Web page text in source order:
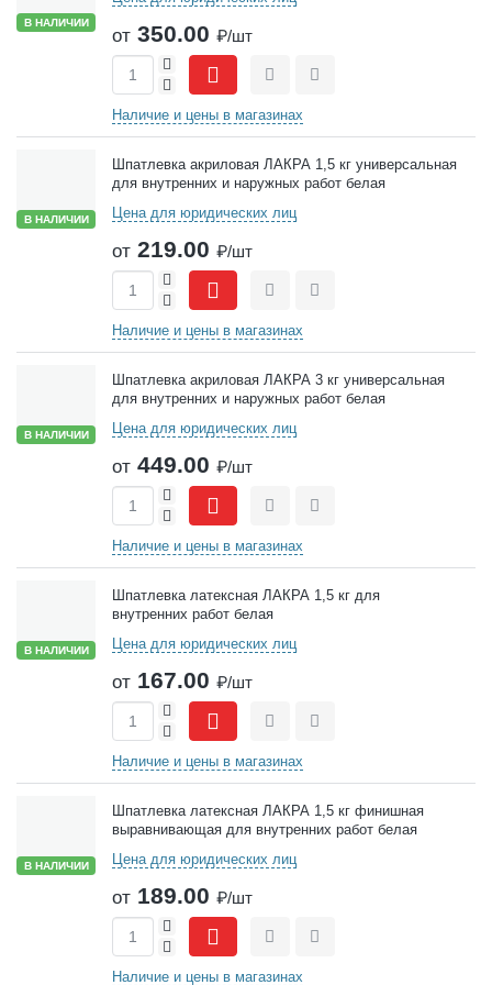
В НАЛИЧИИ
от 350.00 ₽/шт
-
+
СравнитьОтложить
Наличие и цены в магазинах
В НАЛИЧИИ
Шпатлевка акриловая ЛАКРА 1,5 кг универсальная
для внутренних и наружных работ белая
Цена для юридических лиц
от 219.00 ₽/шт
-
+
СравнитьОтложить
Наличие и цены в магазинах
В НАЛИЧИИ
Шпатлевка акриловая ЛАКРА 3 кг универсальная
для внутренних и наружных работ белая
Цена для юридических лиц
от 449.00 ₽/шт
-
+
СравнитьОтложить
Наличие и цены в магазинах
В НАЛИЧИИ
Шпатлевка латексная ЛАКРА 1,5 кг для
внутренних работ белая
Цена для юридических лиц
от 167.00 ₽/шт
-
+
СравнитьОтложить
Наличие и цены в магазинах
В НАЛИЧИИ
Шпатлевка латексная ЛАКРА 1,5 кг финишная
выравнивающая для внутренних работ белая
Цена для юридических лиц
от 189.00 ₽/шт
-
+
СравнитьОтложить
Наличие и цены в магазинах